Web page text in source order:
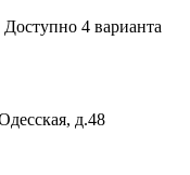
4 варианта
д.48